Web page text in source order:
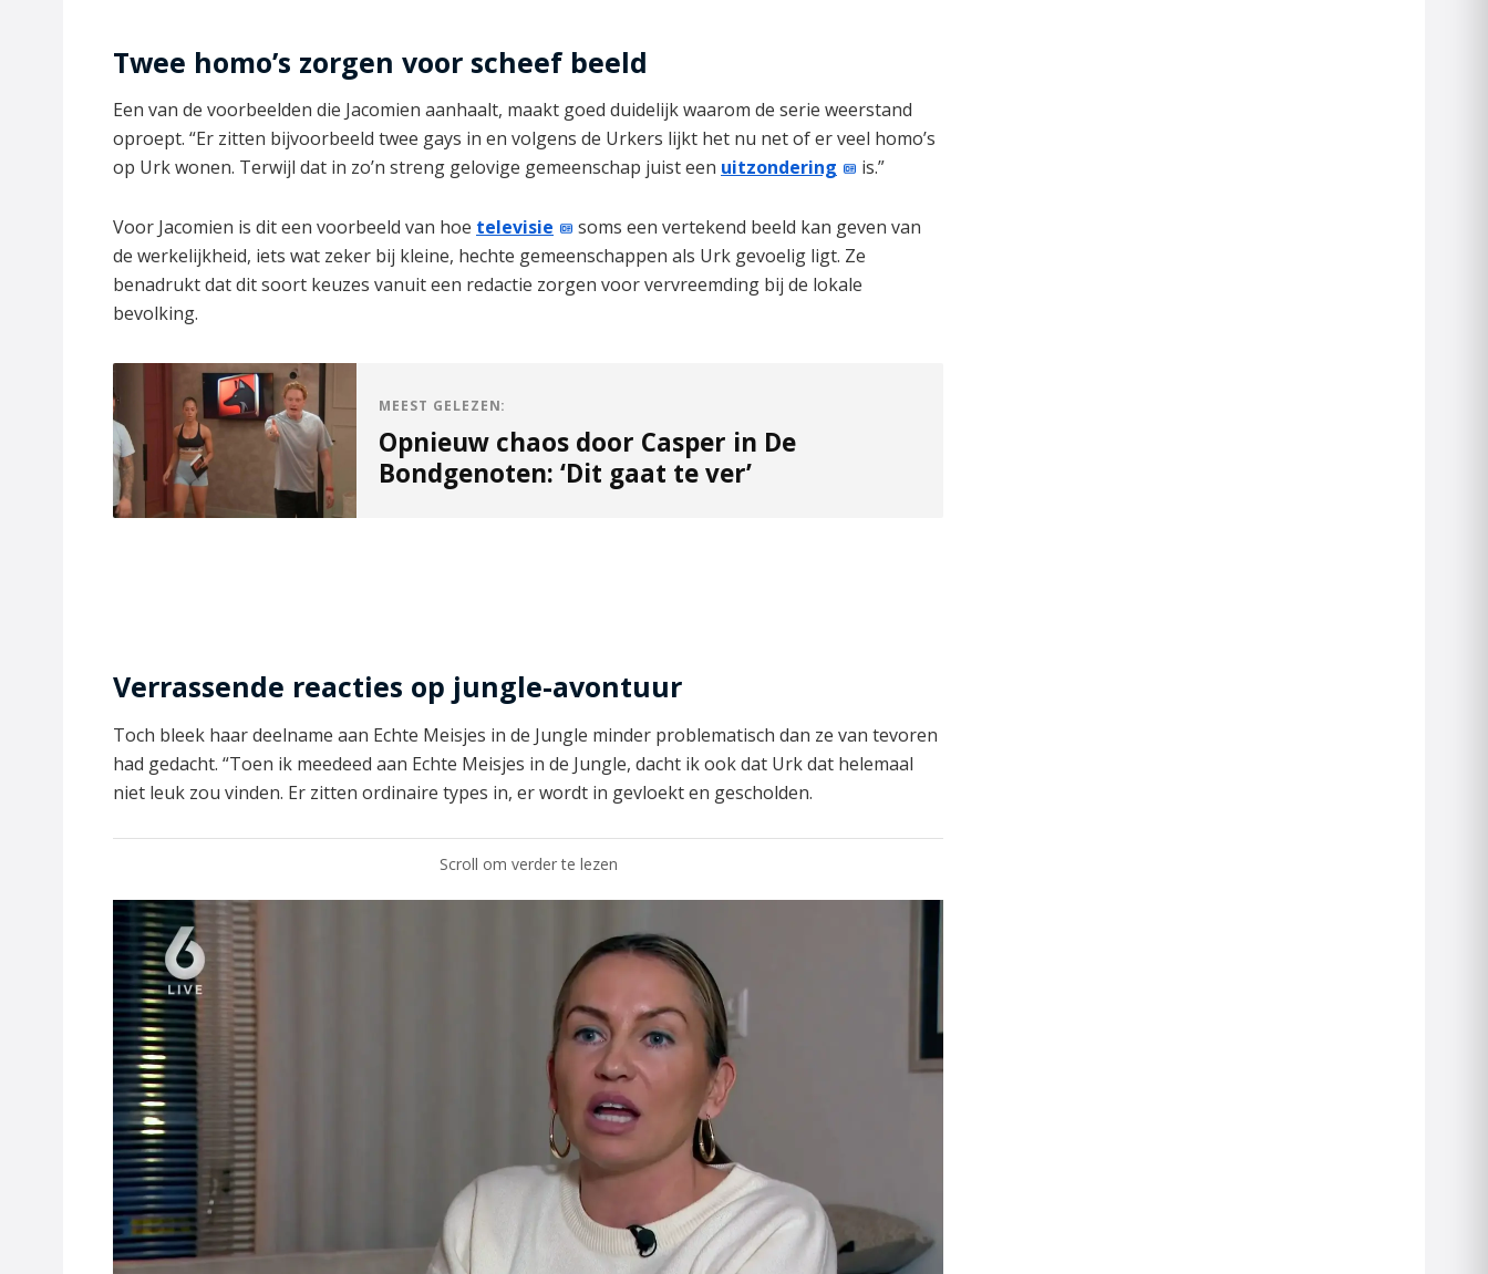
Twee homo’s zorgen voor scheef beeld
Een van de voorbeelden die Jacomien aanhaalt, maakt goed duidelijk waarom de serie weerstand
oproept. “Er zitten bijvoorbeeld twee gays in en volgens de Urkers lijkt het nu net of er veel homo’s
op Urk wonen. Terwijl dat in zo’n streng gelovige gemeenschap juist een uitzondering is.”
Voor Jacomien is dit een voorbeeld van hoe televisie
soms een vertekend beeld kan geven van
de werkelijkheid, iets wat zeker bij kleine, hechte gemeenschappen als Urk gevoelig ligt. Ze
benadrukt dat dit soort keuzes vanuit een redactie zorgen voor vervreemding bij de lokale
bevolking.
MEEST GELEZEN:
Opnieuw chaos door Casper in De
Bondgenoten: ‘Dit gaat te ver’
Verrassende reacties op jungle-avontuur
Toch bleek haar deelname aan Echte Meisjes in de Jungle minder problematisch dan ze van tevoren
had gedacht. “Toen ik meedeed aan Echte Meisjes in de Jungle, dacht ik ook dat Urk dat helemaal
niet leuk zou vinden. Er zitten ordinaire types in, er wordt in gevloekt en gescholden.
Scroll om verder te lezen